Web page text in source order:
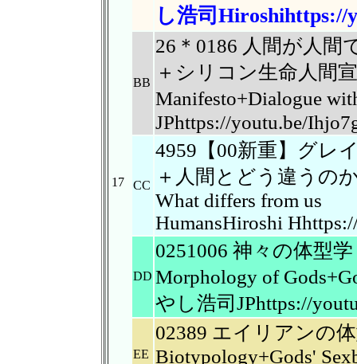
17
し浩司 Hiroshihttps://
BB
26＊0186 人間が人間
＋シリコン生命人間
Manifesto+Dialogue
JPhttps://youtu.be/
CC
4959【00新重】グレ
＋人間とどう違うの
What differs from us
HumansHiroshi
DD
0251006 神々の体型
Morphology of
やし浩司JPhttps://
EE
02389 エイリアンの
Biotypology+Gods'